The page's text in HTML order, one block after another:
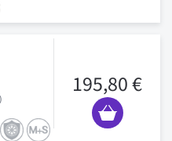
195,80 €